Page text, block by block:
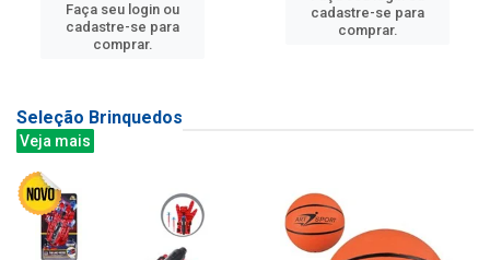
Faça seu login ou
cadastre-se para
comprar.
cadastre-se para
comprar.
Seleção Brinquedos
Veja mais